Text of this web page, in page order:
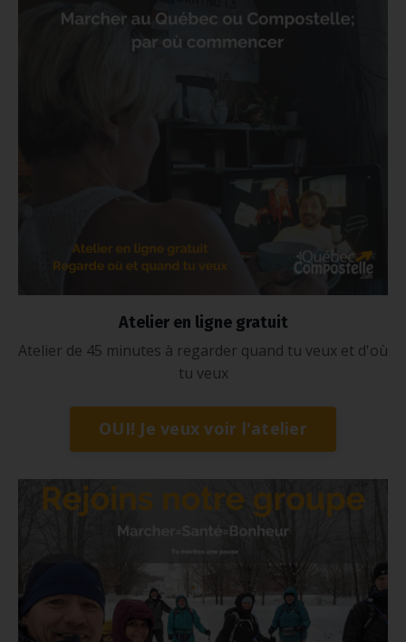
Atelier en ligne gratuit
Atelier de 45 minutes à regarder quand tu veux et d'où
tu veux
OUI! Je veux voir l'atelier